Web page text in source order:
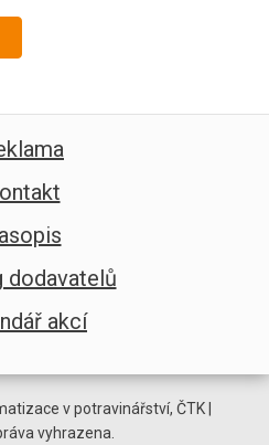
dodavatelů
akcí
v potravinářství, ČTK |
vyhrazena.